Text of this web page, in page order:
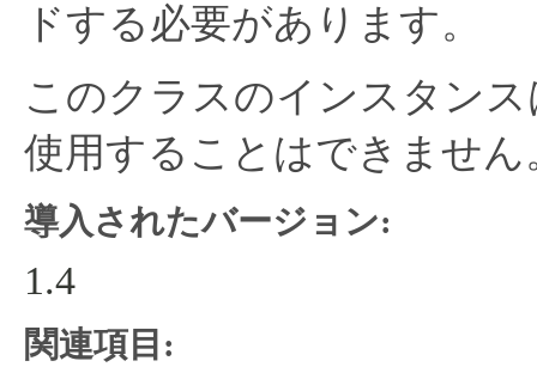
ドする必要があります。
このクラスのインスタン
使用することはできません
導入されたバージョン:
1.4
関連項目: